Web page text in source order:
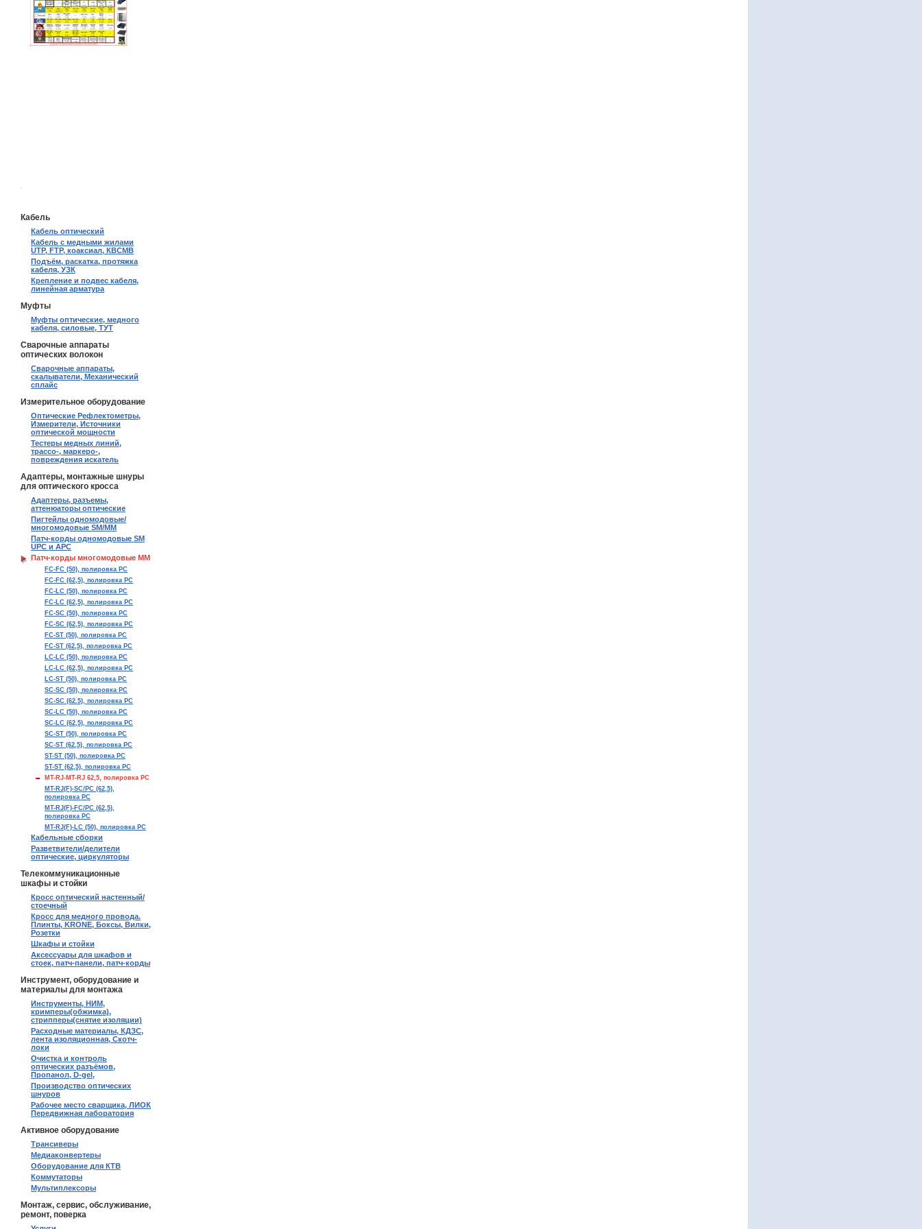
.
Кабель
Кабель оптический
Кабель с медными жилами
UTP, FTP, коаксиал, КВСМВ
Подъём, раскатка, протяжка
кабеля, УЗК
Крепление и подвес кабеля,
линейная арматура
Муфты
Муфты оптические, медного
кабеля, силовые, ТУТ
Сварочные аппараты
оптических волокон
Сварочные аппараты,
скалыватели, Механический
сплайс
Измерительное оборудование
Оптические Рефлектометры,
Измерители, Источники
оптической мощности
Тестеры медных линий,
трассо-, маркеро-,
повреждения искатель
Адаптеры, монтажные шнуры
для оптического кросса
Адаптеры, разъемы,
аттенюаторы оптические
Пигтейлы одномодовые/
многомодовые SM/MM
Патч-корды одномодовые SM
UPC и APC
Патч-корды многомодовые MM
FC-FC (50), полировка PC
FC-FC (62,5), полировка PC
FC-LC (50), полировка PC
FC-LC (62,5), полировка PC
FC-SC (50), полировка PC
FC-SC (62,5), полировка PC
FC-ST (50), полировка PC
FC-ST (62,5), полировка PC
LC-LC (50), полировка PC
LC-LC (62,5), полировка PC
LC-ST (50), полировка PC
SC-SC (50), полировка PC
SC-SC (62.5), полировка PC
SC-LC (50), полировка PC
SC-LC (62,5), полировка PC
SC-ST (50), полировка PC
SC-ST (62,5), полировка PC
ST-ST (50), полировка PC
ST-ST (62,5), полировка PC
MT-RJ-MT-RJ 62,5, полировка PC
MT-RJ(F)-SC/PC (62,5),
полировка PC
MT-RJ(F)-FC/PC (62,5),
полировка PC
MT-RJ(F)-LC (50), полировка PC
Кабельные сборки
Разветвители/делители
оптические, циркуляторы
Телекоммуникационные
шкафы и стойки
Кросс оптический настенный/
стоечный
Кросс для медного провода.
Плинты, KRONE, Боксы, Вилки,
Розетки
Шкафы и стойки
Аксессуары для шкафов и
стоек, патч-панели, патч-корды
Инструмент, оборудование и
материалы для монтажа
Инструменты, НИМ,
кримперы(обжимка),
стрипперы(снятие изоляции)
Расходные материалы, КДЗС,
лента изоляционная, Скотч-
локи
Очистка и контроль
оптических разъёмов,
Пропанол, D-gel,
Производство оптических
шнуров
Рабочее место сварщика, ЛИОК
Передвижная лаборатория
Активное оборудование
Трансиверы
Медиаконвертеры
Оборудование для КТВ
Коммутаторы
Мультиплексоры
Монтаж, сервис, обслуживание,
ремонт, поверка